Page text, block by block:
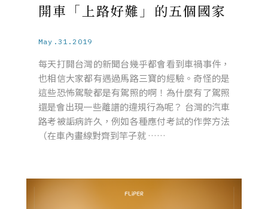
開車「上路好難」的五個國家
May.31.2019
每天打開台灣的新聞台幾乎都會看到車禍事件，
也相信大家都有遇過馬路三寶的經驗。奇怪的是
這些恐怖駕駛都是有駕照的啊！為什麼有了駕照
還是會出現一些離譜的違規行為呢？ 台灣的汽車
路考被詬病許久，例如各種應付考試的作弊方法
（在車內畫線對齊到竿子就 ……